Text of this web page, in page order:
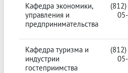
Кафедра экономики,
управления и
предпринимательства
Кафедра туризма и
индустрии
гостеприимства